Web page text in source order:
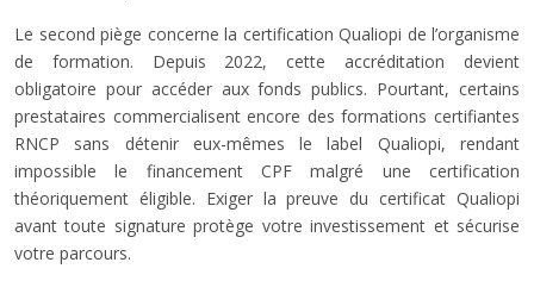
Le second piège concerne la certification Qualiopi de l’organisme
de formation. Depuis 2022, cette accréditation devient
obligatoire pour accéder aux fonds publics. Pourtant, certains
prestataires commercialisent encore des formations certifiantes
RNCP sans détenir eux-mêmes le label Qualiopi, rendant
impossible le financement CPF malgré une certification
théoriquement éligible. Exiger la preuve du certificat Qualiopi
avant toute signature protège votre investissement et sécurise
votre parcours.